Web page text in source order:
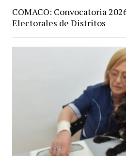
COMACO: Convocatoria
Electorales de Distritos